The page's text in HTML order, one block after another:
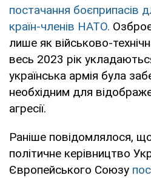
постачання боєприпасів
країн-членів НАТО.
лише як військово-
весь 2023 рік
українська армія була
необхідним для
агресії.
Раніше повідомлялося,
політичне керівництво
Європейського Союзу